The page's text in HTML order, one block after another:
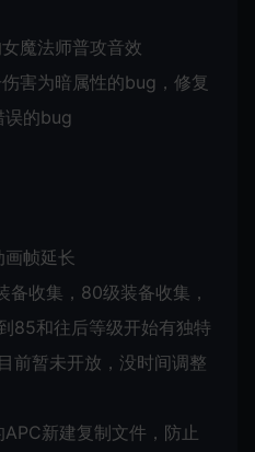
魔法师普攻音效
害为暗属性的bug，修复
误的bug
帧延长
收集，80级装备收集，
85和往后等级开始有独特
前暂未开放，没时间调整
新建复制文件，防止